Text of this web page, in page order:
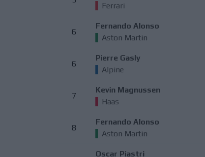
Ferrari
6
Fernando Alonso
Aston Martin
6
Pierre Gasly
Alpine
7
Kevin Magnussen
Haas
8
Fernando Alonso
Aston Martin
Oscar Piastri